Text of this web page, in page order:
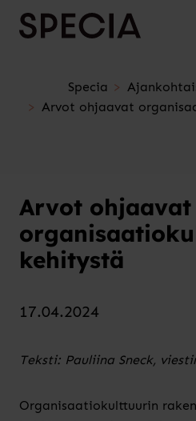
Siirry sisältöön
Specia
Arvot ohjaavat
Arvot ohjaavat
kehitystä
17.04.2024
Teksti: Pauliina Sneck,
Organisaatiokulttuurin